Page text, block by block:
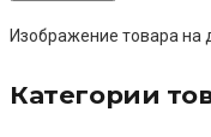
Изображение товара на
Категории